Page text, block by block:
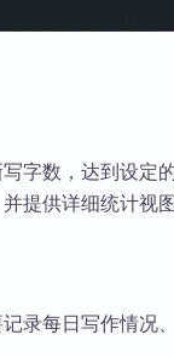
字数，达到设定
提供详细统计视
录每日写作情况